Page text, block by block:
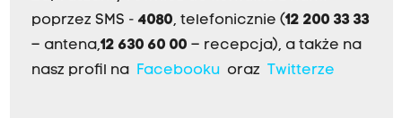
poprzez SMS - 4080, telefonicznie (12 200 33 33
– antena,12 630 60 00 – recepcja), a także na
nasz profil na
Facebookuoraz Twitterze